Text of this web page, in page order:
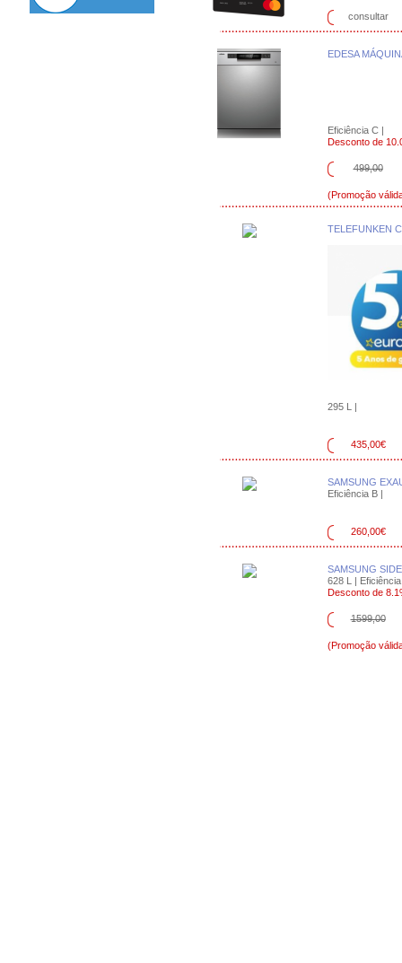
consultar
EDESA
Eficiência C |
Desconto de
499,00
(Promoção
TELEFUNKEN
295 L |
435,00€
SAMSUNG
Eficiência B |
260,00€
SAMSUNG
628 L |
Desconto de
1599,00
(Promoção